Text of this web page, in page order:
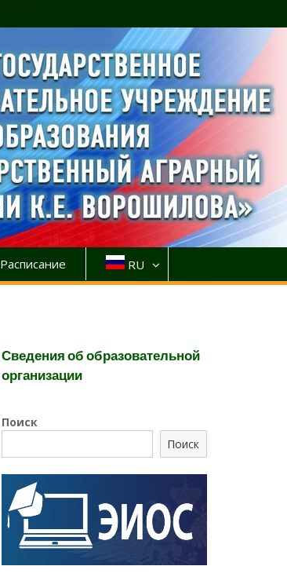
Расписание RU
Сведения об образовательной
организации
Поиск
Поиск